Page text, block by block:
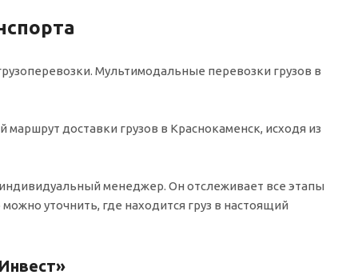
Мультимодальные перевозки грузов в
доставки грузов в Краснокаменск, исходя из
менеджер. Он отслеживает все этапы
уточнить, где находится груз в настоящий